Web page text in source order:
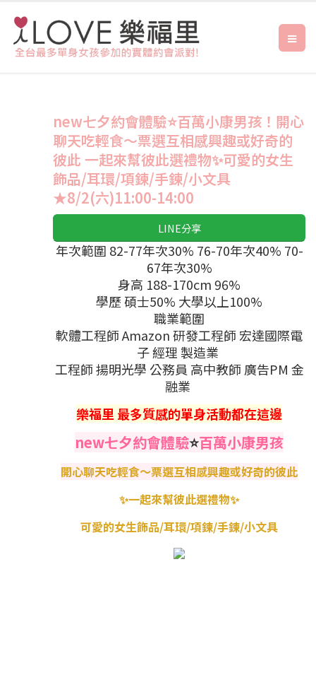
new七夕約會體驗⭐️百萬小康男孩！開心
聊天吃輕食～票選互相感興趣或好奇的
彼此 一起來幫彼此選禮物✨可愛的女生
飾品/耳環/項鍊/手鍊/小文具
★8/2(六)11:00-14:00
LINE分享
年次範圍 82-77年次30% 76-70年次40% 70-
67年次30%
身高 188-170cm 96%
學歷 碩士50% 大學以上100%
職業範圍
軟體工程師 Amazon 研發工程師 宏達國際電
子 經理 製造業
工程師 揚明光學 公務員 高中教師 廣告PM 金
融業
樂福里 最多質感的單身活動都在這邊
new七夕約會體驗⭐️百萬小康男孩
開心聊天吃輕食～票選互相感興趣或好奇的彼此
✨一起來幫彼此選禮物✨
可愛的女生飾品/耳環/項鍊/手鍊/小文具